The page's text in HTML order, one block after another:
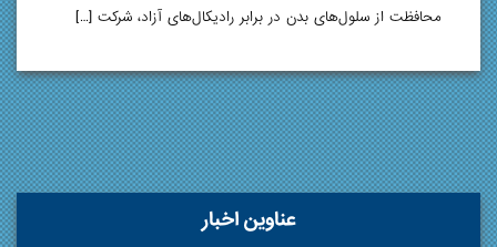
محافظت از سلول‌های بدن در برابر رادیکال‌های آزاد، شرکت […]
عناوین اخبار